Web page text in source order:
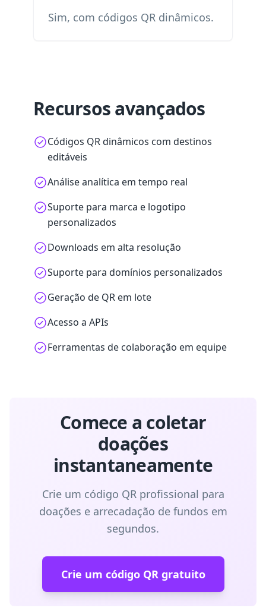
Sim, com códigos QR dinâmicos.
Recursos avançados
Códigos QR dinâmicos com destinos
editáveis
Análise analítica em tempo real
Suporte para marca e logotipo
personalizados
Downloads em alta resolução
Suporte para domínios personalizados
Geração de QR em lote
Acesso a APIs
Ferramentas de colaboração em equipe
Comece a coletar
doações
instantaneamente
Crie um código QR profissional para
doações e arrecadação de fundos em
segundos.
Crie um código QR gratuito